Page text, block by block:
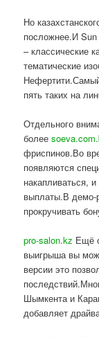
Но
посложнее.И
– классические
тематические
пять таких на
Отдельного
более
фриспинов.Во
появляются
накапливаться,
выплаты.В демо-
прокручивать
pro-salon.kz Ещё
выигрыша вы
версии это
Шымкента и
добавляет